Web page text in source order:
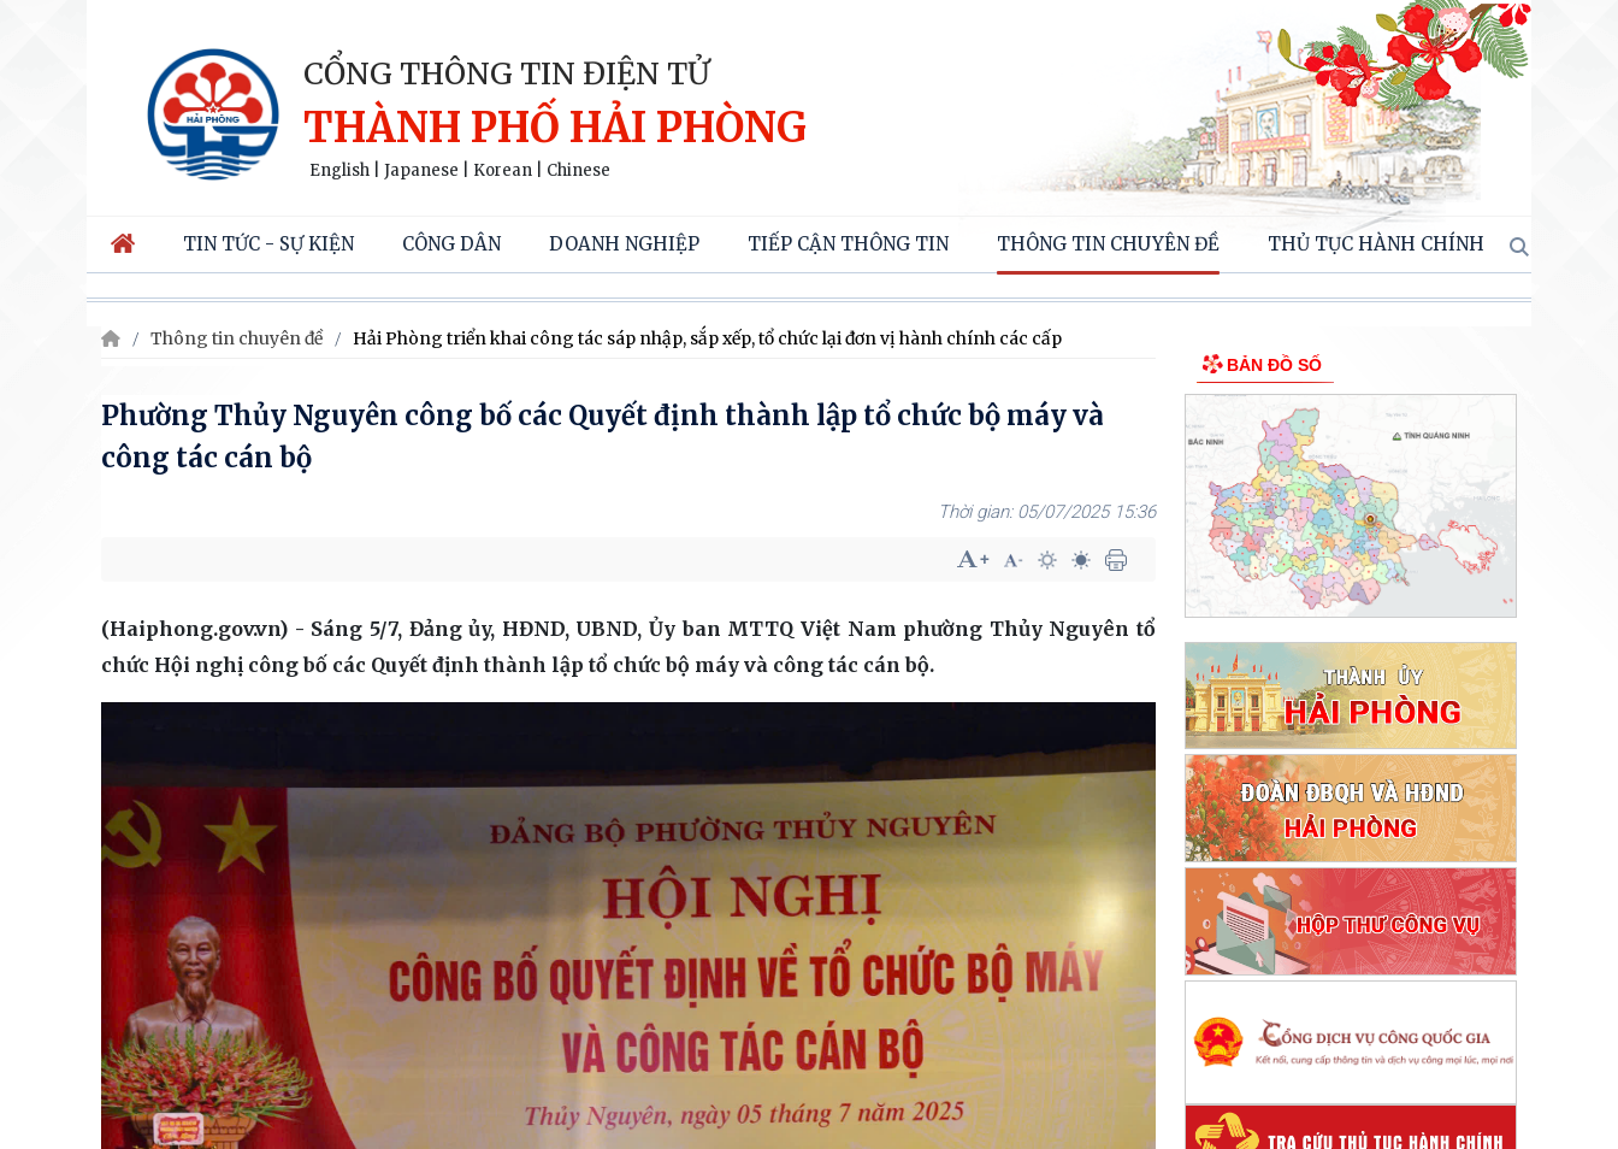
CỔNG THÔNG TIN ĐIỆN TỬ
THÀNH PHỐ HẢI PHÒNG
English Japanese Korean Chinese
TIN TỨC - SỰ KIỆN CÔNG DÂN DOANH NGHIỆP TIẾP CẬN THÔNG TIN THÔNG TIN CHUYÊN ĐỀ THỦ TỤC HÀNH CHÍNH
Thông tin chuyên đề Hải Phòng triển khai công tác sáp nhập, sắp xếp, tổ chức lại đơn vị hành chính các cấp
Phường Thủy Nguyên công bố các Quyết định thành lập tổ chức bộ máy và
công tác cán bộ
05/07/2025 15:36
(Haiphong.gov.vn) - Sáng 5/7, Đảng ủy, HĐND, UBND, Ủy ban MTTQ Việt Nam phường Thủy Nguyên tổ
chức Hội nghị công bố các Quyết định thành lập tổ chức bộ máy và công tác cán bộ.
BẢN ĐỒ SỐ